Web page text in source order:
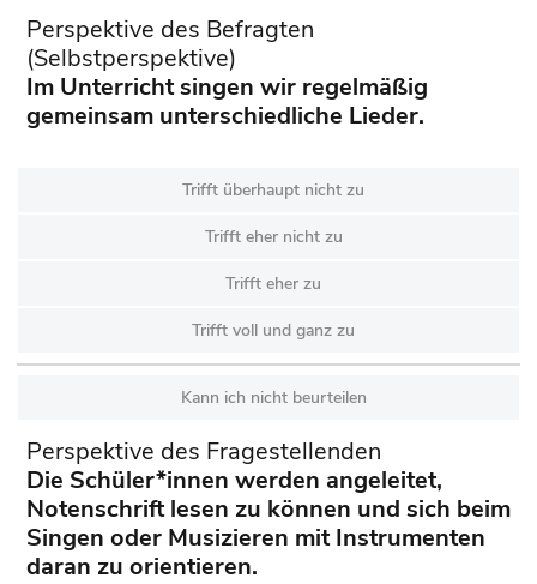
Perspektive des Befragten
(Selbstperspektive)
Im Unterricht singen wir regelmäßig
gemeinsam unterschiedliche Lieder.
Trifft überhaupt nicht zu
Trifft eher nicht zu
Trifft eher zu
Trifft voll und ganz zu
Kann ich nicht beurteilen
Perspektive des Fragestellenden
Die Schüler*innen werden angeleitet,
Notenschrift lesen zu können und sich beim
Singen oder Musizieren mit Instrumenten
daran zu orientieren.